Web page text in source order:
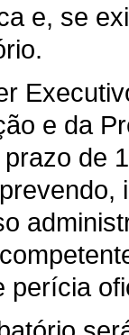
e, se
e da
de
perícia